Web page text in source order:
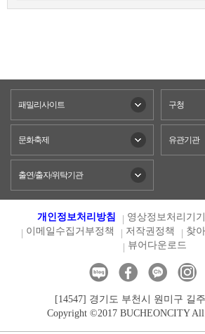
패밀리사이트 구청
문화축제 유관기관
출연/출자/위탁기관
개인정보처리방침
영상정보처리기
이메일수집거부정책
저작권정책 찾
뷰어다운로드
[14547] 경기도 부천시 원미구 길
Copyright ©2017 BUCHEONCITY All